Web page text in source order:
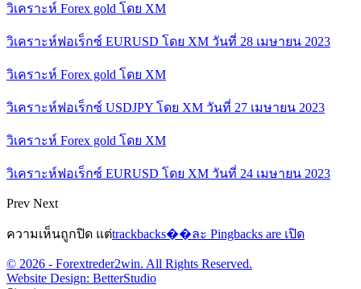
วิเคราะห์ Forex gold โดย XM
วิเคราะห์ฟอเร็กซ์ EURUSD โดย XM วันที่ 28 เมษายน 2023
วิเคราะห์ Forex gold โดย XM
วิเคราะห์ฟอเร็กซ์ USDJPY โดย XM วันที่ 27 เมษายน 2023
วิเคราะห์ Forex gold โดย XM
วิเคราะห์ฟอเร็กซ์ EURUSD โดย XM วันที่ 24 เมษายน 2023
Prev Next
ความเห็นถูกปิด แต่trackbacks��ละ Pingbacks are เปิด
© 2026 - Forextreder2win. All Rights Reserved.
Website Design: BetterStudio